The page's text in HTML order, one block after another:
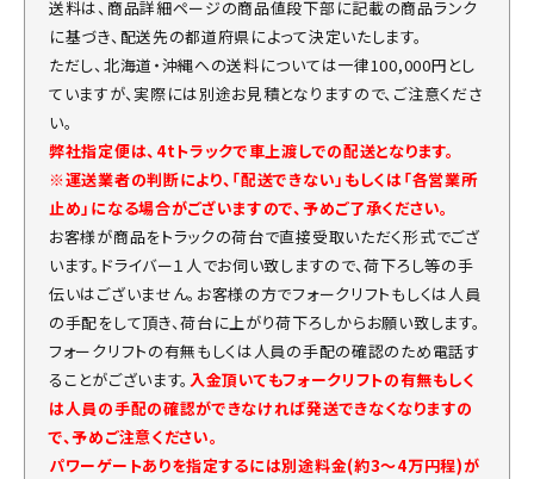
送料は、商品詳細ページの商品値段下部に記載の商品ランク
に基づき、配送先の都道府県によって決定いたします。
ただし、北海道・沖縄への送料については一律100,000円とし
ていますが、実際には別途お見積となりますので、ご注意くださ
い。
弊社指定便は、4tトラックで車上渡しでの配送となります。
※運送業者の判断により、「配送できない」もしくは「各営業所
止め」になる場合がございますので、予めご了承ください。
お客様が商品をトラックの荷台で直接受取いただく形式でござ
います。ドライバー１人でお伺い致しますので、荷下ろし等の手
伝いはございません。お客様の方でフォークリフトもしくは人員
の手配をして頂き、荷台に上がり荷下ろしからお願い致します。
フォークリフトの有無もしくは人員の手配の確認のため電話す
ることがございます。 入金頂いてもフォークリフトの有無もしく
は人員の手配の確認ができなければ発送できなくなりますの
で、予めご注意ください。
パワーゲートありを指定するには別途料金(約3～4万円程)が